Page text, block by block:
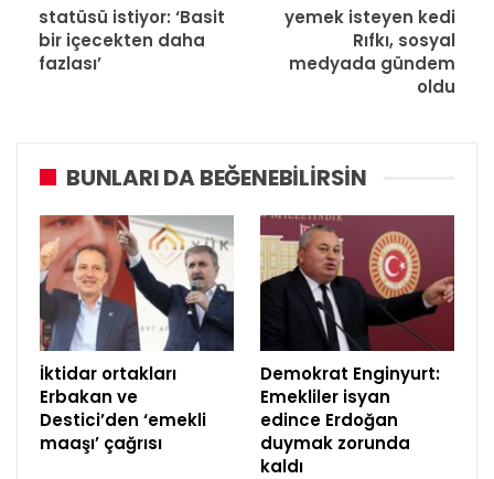
statüsü istiyor: ‘Basit
bir içecekten daha
fazlası’
yemek isteyen kedi
Rıfkı, sosyal
medyada gündem
oldu
BUNLARI DA BEĞENEBILIRSIN
İktidar ortakları
Erbakan ve
Destici’den ‘emekli
maaşı’ çağrısı
Demokrat Enginyurt:
Emekliler isyan
edince Erdoğan
duymak zorunda
kaldı